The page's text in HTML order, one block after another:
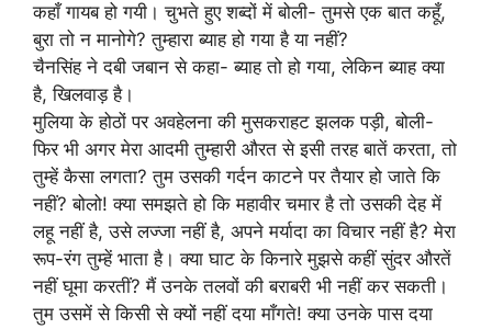
कहाँ गायब हो गयी। चुभते हुए शब्दों में बोली- तुमसे एक बात कहूँ,
बुरा तो न मानोगे? तुम्हारा ब्याह हो गया है या नहीं?
चैनसिंह ने दबी जबान से कहा- ब्याह तो हो गया, लेकिन ब्याह क्या
है, खिलवाड़ है।
मुलिया के होठों पर अवहेलना की मुसकराहट झलक पड़ी, बोली-
फिर भी अगर मेरा आदमी तुम्हारी औरत से इसी तरह बातें करता, तो
तुम्हें कैसा लगता? तुम उसकी गर्दन काटने पर तैयार हो जाते कि
नहीं? बोलो! क्या समझते हो कि महावीर चमार है तो उसकी देह में
लहू नहीं है, उसे लज्जा नहीं है, अपने मर्यादा का विचार नहीं है? मेरा
रूप-रंग तुम्हें भाता है। क्या घाट के किनारे मुझसे कहीं सुंदर औरतें
नहीं घूमा करतीं? मैं उनके तलवों की बराबरी भी नहीं कर सकती।
तुम उसमें से किसी से क्यों नहीं दया माँगते! क्या उनके पास दया